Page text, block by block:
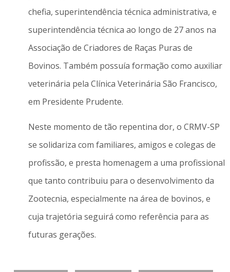
chefia, superintendência técnica administrativa, e
superintendência técnica ao longo de 27 anos na
Associação de Criadores de Raças Puras de
Bovinos. Também possuía formação como auxiliar
veterinária pela Clínica Veterinária São Francisco,
em Presidente Prudente.
Neste momento de tão repentina dor, o CRMV-SP
se solidariza com familiares, amigos e colegas de
profissão, e presta homenagem a uma profissional
que tanto contribuiu para o desenvolvimento da
Zootecnia, especialmente na área de bovinos, e
cuja trajetória seguirá como referência para as
futuras gerações.